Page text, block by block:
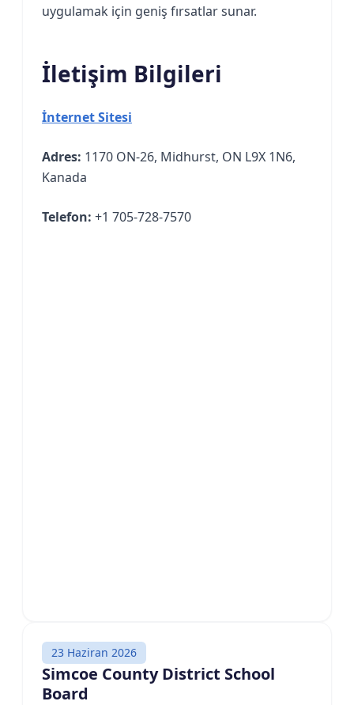
uygulamak için geniş fırsatlar sunar.
İletişim Bilgileri
İnternet Sitesi
Adres: 1170 ON-26, Midhurst, ON L9X 1N6,
Kanada
Telefon: +1 705-728-7570
23 Haziran 2026
Simcoe County District School
Board